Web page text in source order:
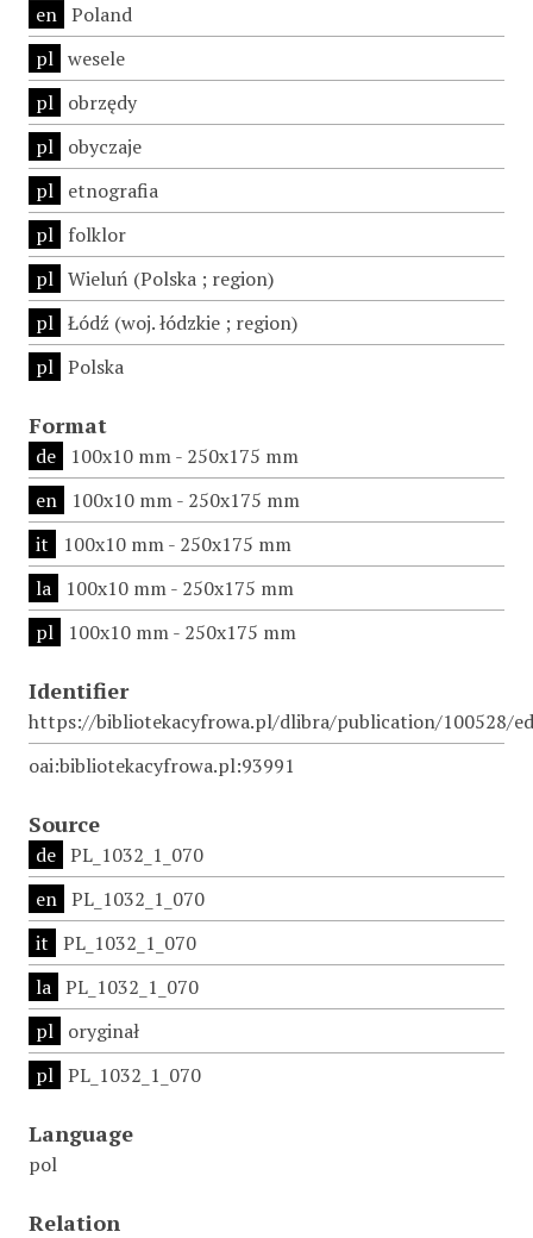
en Poland
pl wesele
pl obrzędy
pl obyczaje
pl etnografia
pl folklor
pl Wieluń (Polska ; region)
pl Łódź (woj. łódzkie ; region)
pl Polska
Format
de
100x10 mm - 250x175 mm
en
100x10 mm - 250x175 mm
it
100x10 mm - 250x175 mm
la
100x10 mm - 250x175 mm
pl
100x10 mm - 250x175 mm
Identifier
https://bibliotekacyfrowa.pl/dlibra/publication/100528/
oai:bibliotekacyfrowa.pl:93991
Source
de PL_1032_1_070
en PL_1032_1_070
it PL_1032_1_070
la PL_1032_1_070
pl oryginał
pl PL_1032_1_070
Language
pol
Relation